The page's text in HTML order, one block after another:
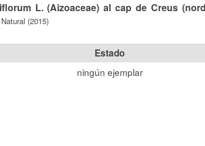
L. (Aizoaceae) al cap de Creus
(2015)
Estado
ningún ejemplar